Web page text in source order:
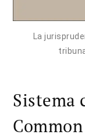
La
Sistema